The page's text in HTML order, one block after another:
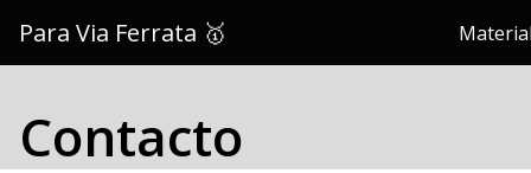
contenido
Para Via Ferrata 🥇
Contacto